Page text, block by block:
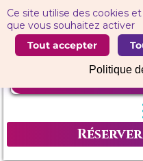
Ce site utilise des cookies
que vous souhaitez activer
Tout accepter
Politique